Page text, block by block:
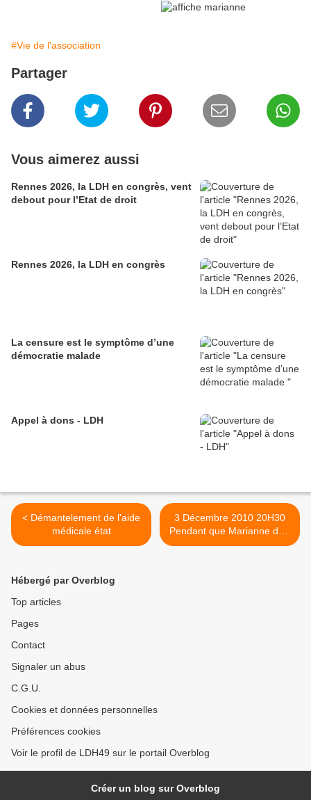
#Vie de l'association
Partager
Vous aimerez aussi
Rennes 2026, la LDH en congrès, vent
debout pour l’Etat de droit
Rennes 2026, la LDH en congrès
La censure est le symptôme d’une
démocratie malade
Appel à dons - LDH
< Démantelement de l'aide
médicale état
3 Décembre 2010 20H30
Pendant que Marianne dort
Maison Pour Tous
Hébergé par Overblog
Top articles
Pages
Contact
Signaler un abus
C.G.U.
Cookies et données personnelles
Préférences cookies
Voir le profil de LDH49 sur le portail Overblog
Créer un blog sur Overblog